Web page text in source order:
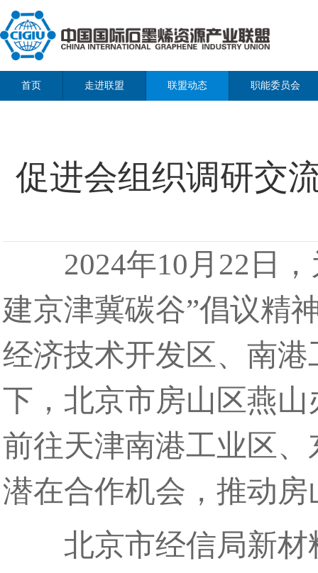
首页 走进联盟 联盟动态 职能委员会
促进会组织调研交
2024年10月22日，
建京津冀碳谷”倡议精
经济技术开发区、南
下，北京市房山区燕
前往天津南港工业区
潜在合作机会，推动
北京市经信局新材